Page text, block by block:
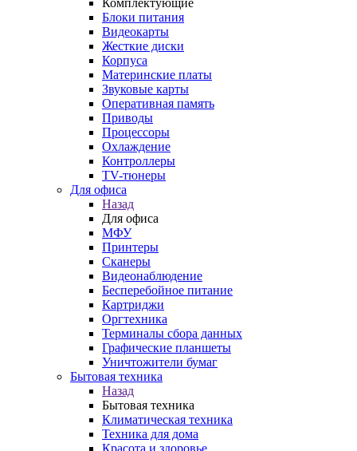
Комплектующие
Блоки питания
Видеокарты
Жесткие диски
Корпуса
Материнские платы
Звуковые карты
Оперативная память
Приводы
Процессоры
Охлаждение
Контроллеры
TV-тюнеры
Для офиса
Назад
Для офиса
МФУ
Принтеры
Сканеры
Видеонаблюдение
Бесперебойное питание
Картриджи
Оргтехника
Терминалы сбора данных
Графические планшеты
Уничтожители бумаг
Бытовая техника
Назад
Бытовая техника
Климатическая техника
Техника для дома
Красота и здоровье